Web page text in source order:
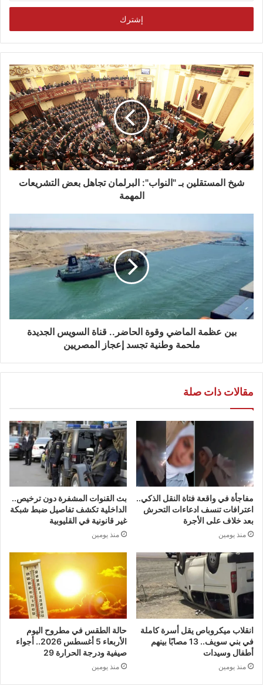
الإلكتروني
شيخ المستقلين بـ "النواب": البرلمان تجاهل بعض التشريعات
المهمة
بين عظمة الماضي وقوة الحاضر.. قناة السويس الجديدة
ملحمة وطنية تجسد إعجاز المصريين
مقالات ذات صلة
مفاجأة في واقعة فتاة النقل الذكي..
اعترافات تنسف ادعاءات التحرش
بعد خلاف على الأجرة
منذ يومين
بث القنوات المشفرة دون ترخيص..
الداخلية تكشف تفاصيل ضبط شبكة
غير قانونية في القليوبية
منذ يومين
انقلاب ميكروباص يقل أسرة كاملة
في بني سويف.. 13 مصابًا بينهم
أطفال وسيدات
منذ يومين
حالة الطقس في مطروح اليوم
الأربعاء 5 أغسطس 2026.. أجواء
صيفية ودرجة الحرارة 29
منذ يومين